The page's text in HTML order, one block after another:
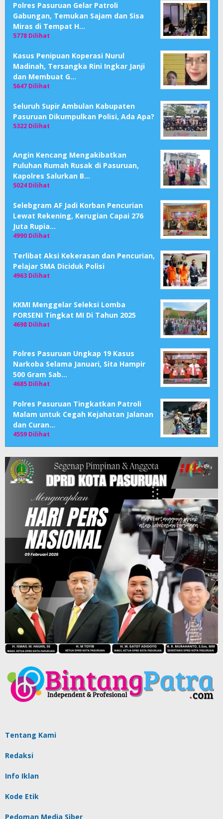
Polres Pasuruan Gelar Patroli
Gabungan, Temukan Sajam dan Sisa
Miras di Tempat H…
5778 Dilihat
Kasus Penipuan Koperasi Nurul
Madinah, Tersangka Rini Ingkar Janji
dan Membuat G…
5647 Dilihat
Seluruh Supir Ambulan Kabupaten
Pasuruan Dikumpulkan Polisi, Ada Apa?
5322 Dilihat
Angin Kencang Mengakibatkan
Puluhan Rumah Rusak di Pasuruan,
Kapolres Salurkan B…
5024 Dilihat
Selebgram AF Jadi Korban Pencurian
Lewat Rekening, Kerugian Capai 276
Juta Rupia…
4990 Dilihat
Terlibat Aksi Kekerasan dan Pencurian,
Pelajar SMA Diciduk Polisi
4963 Dilihat
KKMI Menggelar Seleksi Lomba
PORSENI Tingkat MI Di Tahun 2025
4698 Dilihat
Polres Pasuruan Ungkap 19 Kasus
Narkoba Selama Januari, Sita Hampir
500 Gram Sab…
4685 Dilihat
Polres Pasuruan Tingkatkan Patroli
Malam untuk Cegah Kejahatan Jalanan
dan Curan…
4559 Dilihat
Tentang Kami
Redaksi
Info Iklan
Kode Etik
Pedoman Media Siber